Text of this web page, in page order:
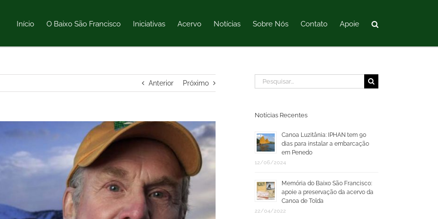
Início O Baixo São Francisco Iniciativas Acervo Notícias Sobre Nós Contato Apoie
Anterior Próximo
Buscar
resultados
Notícias Recentes
Canoa Luzitânia: IPHAN tem 90
dias para instalar a embarcação
em Penedo
12/06/2024
Memória do Baixo São Francisco:
apoie a preservação da acervo da
Canoa de Tolda
22/04/2022